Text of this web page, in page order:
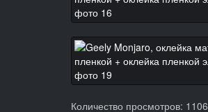
Количество просмотров: 1106